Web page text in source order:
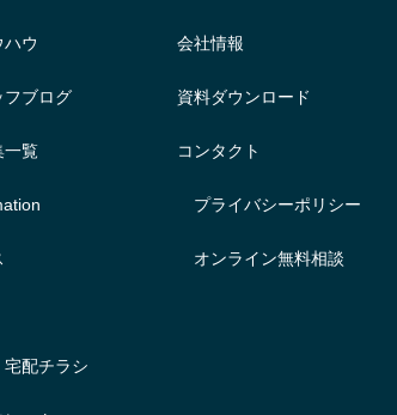
ウ
フブログ
一覧
宅配チラシ
会社情報
資料ダウンロード
コンタクト
プライバシーポリシー
オンライン無料相談